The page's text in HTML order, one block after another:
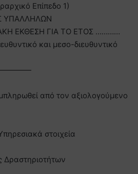
Επίπεδο 1)
ΥΠΑΛΛΗΛΩΝ
ΕΚΘΕΣΗ ΓΙΑ ΤΟ ΕΤΟΣ …………
και μεσο-διευθυντικό
από τον αξιολογούμενο
στοιχεία
Δραστηριοτήτων